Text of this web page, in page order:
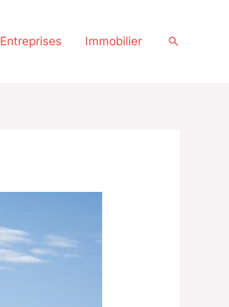
Entreprises Immobilier